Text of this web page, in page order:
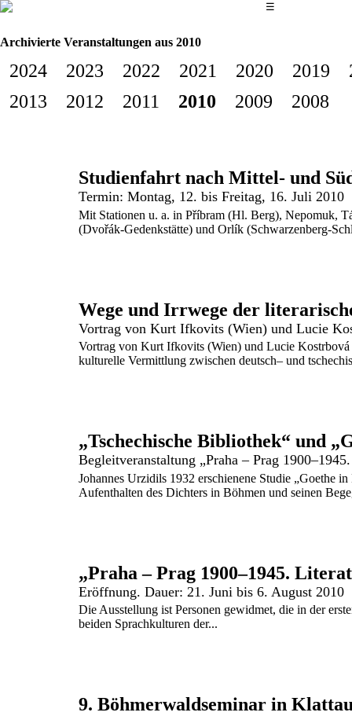
Das
☰
Archivierte Veranstaltungen aus 2010
2024 2023 2022 2021 2020 2019
2013
2012 2011 2010 2009 2008
Studienfahrt nach Mittel- und
Termin: Montag, 12. bis Freitag, 16. Juli 2010
Mit Stationen u. a. in Příbram (Hl. Berg), Nepomuk,
(Dvořák-Gedenkstätte) und Orlík (Schwarzenberg-
Wege und Irrwege der
Vortrag von Kurt Ifkovits (Wien) und Lucie
Vortrag von Kurt Ifkovits (Wien) und Lucie
kulturelle Vermittlung zwischen deutsch– und
Begleitveranstaltung „Praha – Prag
Johannes Urzidils 1932 erschienene Studie „Goethe
Aufenthalten des Dichters in Böhmen und seinen
Eröffnung. Dauer: 21. Juni bis 6. August 2010
Die Ausstellung ist Personen gewidmet, die in der
beiden Sprachkulturen der...
9. Böhmerwaldseminar in